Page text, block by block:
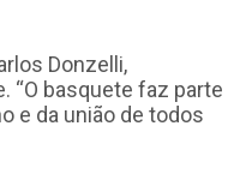
Donzelli,
“O basquete faz parte
e da união de todos